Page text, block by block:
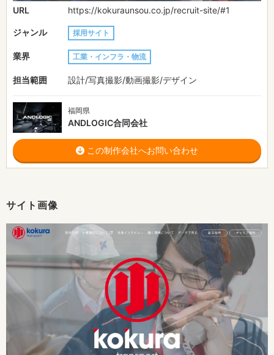
サイト画像
URL https://kokuraunsou.co.jp/recruit-site/#1
ジャンル 採用サイト
業界 工業・インフラ・物流
担当範囲 設計/写真撮影/動画撮影/デザイン
福岡県
ANDLOGIC合同会社
この制作会社へお問い合わせ